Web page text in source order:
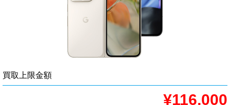
買取上限金額
¥116,000